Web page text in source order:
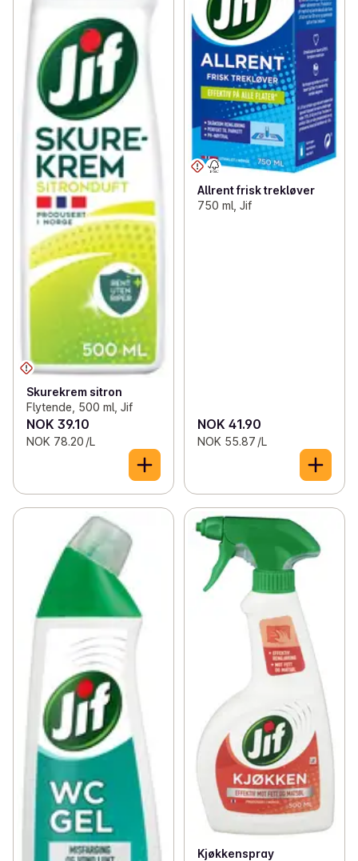
Skurekrem sitron
Flytende, 500 ml, Jif
NOK 39.10
NOK 78.20 /L
Allrent frisk trekløver
750 ml, Jif
NOK 41.90
NOK 55.87 /L
Kjøkkenspray